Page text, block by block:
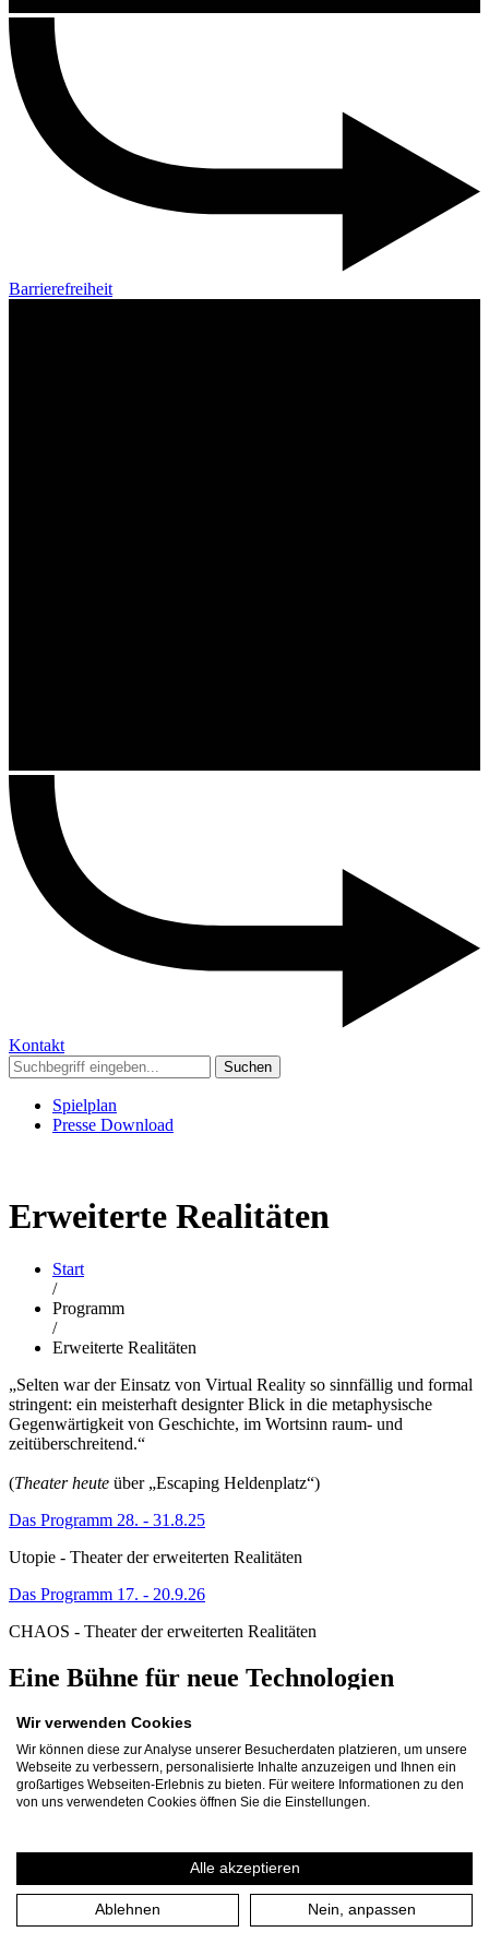
Barrierefreiheit
Kontakt
Suchen
Spielplan
Presse Download
Erweiterte Realitäten
Start
/
Programm
/
Erweiterte Realitäten
„Selten war der Einsatz von Virtual Reality so sinnfällig und formal
stringent: ein meisterhaft designter Blick in die metaphysische
Gegenwärtigkeit von Geschichte, im Wortsinn raum- und
zeitüberschreitend.“
(Theater heute über „Escaping Heldenplatz“)
Das Programm 28. - 31.8.25
Utopie - Theater der erweiterten Realitäten
Das Programm 17. - 20.9.26
CHAOS - Theater der erweiterten Realitäten
Eine Bühne für neue Technologien
Wie gehen wir mit Technologien wie KI und mit virtuellen Welten
um, die unser Leben und unsere Kultur entscheidend verändern?
Und wie verhalten wir uns ihnen gegenüber? Mit der
atemberaubenden Entwicklung digitaler Technologien und den
Fragen, die sie aufwirft, befassen sich auch die Künste. Mit dem
immersive und personalisierte Theaterwelten. In ihnen treffen
„Echtes“ und „Virtuelles“ aufeinander – eine Begegnung, die uns
gleichermaßen neugierig und skeptisch macht.
Wir verwenden Cookies
Wir können diese zur Analyse unserer Besucherdaten platzieren, um unsere
Webseite zu verbessern, personalisierte Inhalte anzuzeigen und Ihnen ein
großartiges Webseiten-Erlebnis zu bieten. Für weitere Informationen zu den
von uns verwendeten Cookies öffnen Sie die Einstellungen.
Alle akzeptieren
Ablehnen Nein, anpassen